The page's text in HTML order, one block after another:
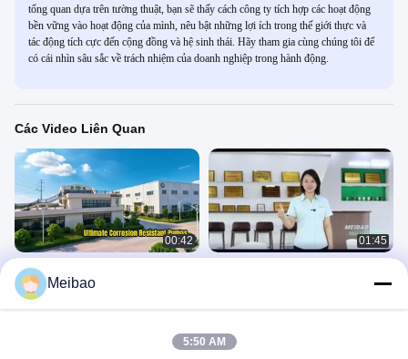
tổng quan dựa trên tường thuật, bạn sẽ thấy cách công ty tích hợp các hoạt động
bền vững vào hoạt động của mình, nêu bật những lợi ích trong thế giới thực và
tác động tích cực đến cộng đồng và hệ sinh thái. Hãy tham gia cùng chúng tôi để
có cái nhìn sâu sắc về trách nhiệm của doanh nghiệp trong hành động.
Các Video Liên Quan
00:42
Sản phẩm cốt lõi của Meibao
CÔNG TY
01:45
Meibao
5:50 AM